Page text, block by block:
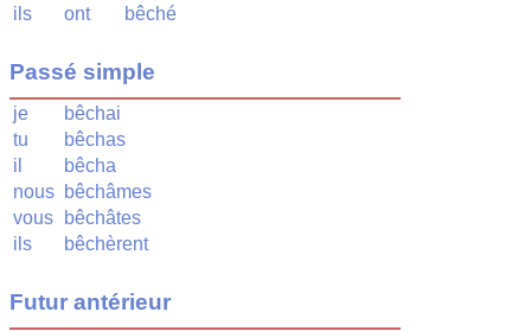
ils
ont bêché
Passé simple
je
bêchai
tu
bêchas
il
bêcha
nous bêchâmes
vous
bêchâtes
ils
bêchèrent
Futur antérieur